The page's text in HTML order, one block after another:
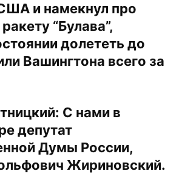
и намекнул про
“Булава”,
долететь до
Вашингтона всего за
С нами в
депутат
Думы России,
Жириновский.